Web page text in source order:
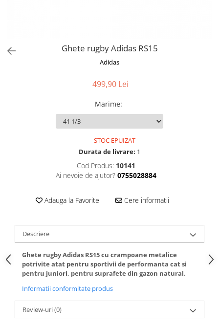
Ghete rugby Adidas RS15
Adidas
499,90 Lei
Marime:
STOC EPUIZAT
Durata de livrare: 1
Cod Produs: 10141
Ai nevoie de ajutor? 0755028884
Adauga la Favorite Cere informatii
Descriere
Ghete rugby Adidas RS15 cu crampoane metalice
potrivite atat pentru sportivii de performanta cat si
pentru juniori, pentru suprafete din gazon natural.
Informatii conformitate produs
Review-uri(0)